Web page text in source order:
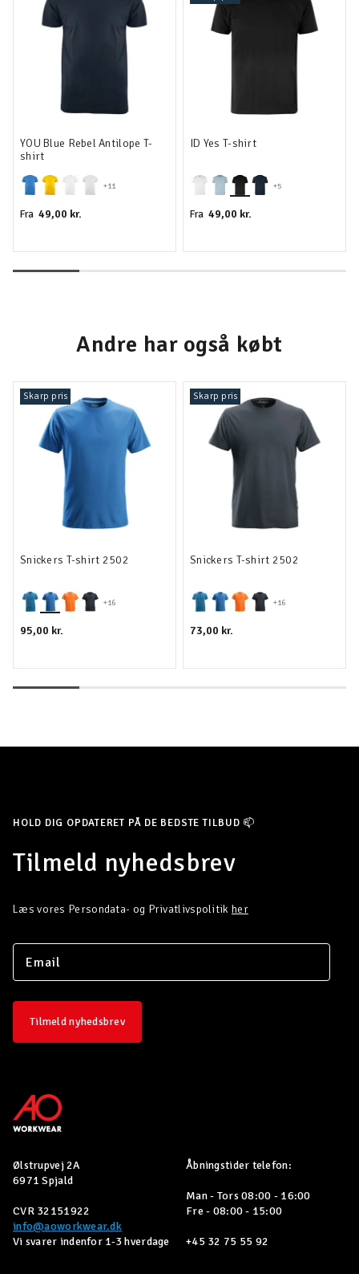
+11
YOU Blue Rebel Antilope T-
shirt
Fra 49,00 kr.
+5
ID Yes T-shirt
Fra 49,00 kr.
Andre har også købt
Skarp pris
+16
Snickers T-shirt 2502
95,00 kr.
Skarp pris
+16
Snickers T-shirt 2502
73,00 kr.
HOLD DIG OPDATERET PÅ DE BEDSTE TILBUD 📫
Tilmeld nyhedsbrev
Læs vores Persondata- og Privatlivspolitik her
Tilmeld nyhedsbrev
Ølstrupvej 2A
6971 Spjald
CVR 32151922
info@aoworkwear.dk
Vi svarer indenfor 1-3 hverdage
Åbningstider telefon:
Man - Tors 08:00 - 16:00
Fre - 08:00 - 15:00
+45 32 75 55 92